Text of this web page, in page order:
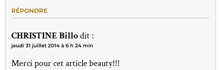
RÉPONDRE
CHRISTINE Billodit :
jeudi 31 juillet 2014 à 6 h 24 min
Merci pour cet article beauty!!!